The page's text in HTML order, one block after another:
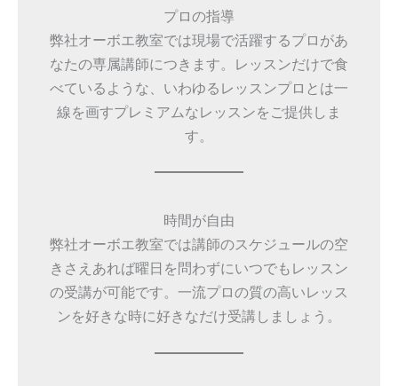
プロの指導
弊社オーボエ教室では現場で活躍するプロがあ
なたの専属講師につきます。レッスンだけで食
べているような、いわゆるレッスンプロとは一
線を画すプレミアムなレッスンをご提供しま
す。
時間が自由
弊社オーボエ教室では講師のスケジュールの空
きさえあれば曜日を問わずにいつでもレッスン
の受講が可能です。一流プロの質の高いレッス
ンを好きな時に好きなだけ受講しましょう。